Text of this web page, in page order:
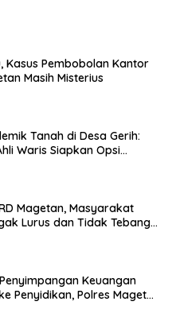
Kasus Pembobolan Kantor
Masih Misterius
Tanah di Desa Gerih:
Waris Siapkan Opsi
Magetan, Masyarakat
Lurus dan Tidak Tebang
Keuangan
Penyidikan, Polres Magetan